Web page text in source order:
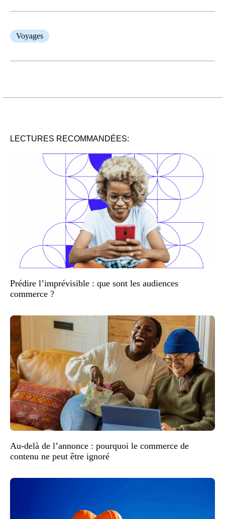
Voyages
LECTURES RECOMMANDÉES:
Prédire l’imprévisible : que sont les audiences
commerce ?
Au-delà de l’annonce : pourquoi le commerce de
contenu ne peut être ignoré